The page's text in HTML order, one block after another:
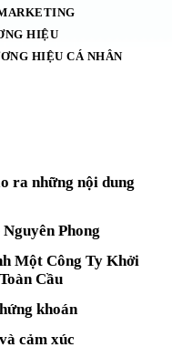
HIỆU
HIỆU CÁ NHÂN
ra những nội dung
Phong
Một Công Ty Khởi
Cầu
khoán
cảm xúc